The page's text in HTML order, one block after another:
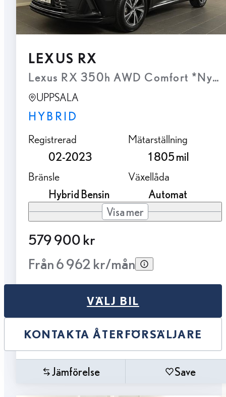
LEXUS RX
Lexus RX 350h AWD Comfort *Nya
UPPSALA
HYBRID
Registrerad
02-2023
Mätarställning
1 805 mil
Bränsle
Hybrid Bensin
Växellåda
Automat
Visa mer
579 900 kr
Från 6 962 kr/mån
VÄLJ BIL
KONTAKTA ÅTERFÖRSÄLJARE
Jämförelse Save